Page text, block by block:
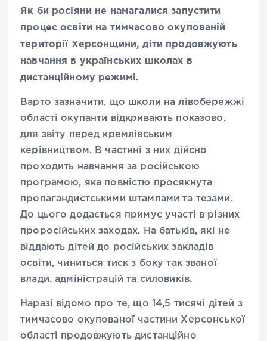
Як би росіяни не намагалися запустити
процес освіти на тимчасово окупованій
території Херсонщини, діти продовжують
навчання в українських школах в
дистанційному режимі.
Варто зазначити, що школи на лівобережжі
області окупанти відкривають показово,
для звіту перед кремлівським
керівництвом. В частині з них дійсно
проходить навчання за російською
програмою, яка повністю просякнута
пропагандистськими штампами та тезами.
До цього додається примус участі в різних
проросійських заходах. На батьків, які не
віддають дітей до російських закладів
освіти, чиниться тиск з боку так званої
влади, адміністрацій та силовиків.
Наразі відомо про те, що 14,5 тисячі дітей з
тимчасово окупованої частини Херсонської
області продовжують дистанційно